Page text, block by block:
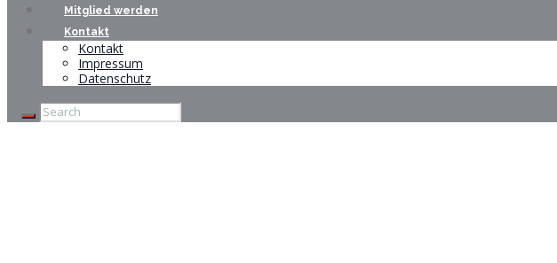
Mitglied werden
Kontakt
Kontakt
Impressum
Datenschutz